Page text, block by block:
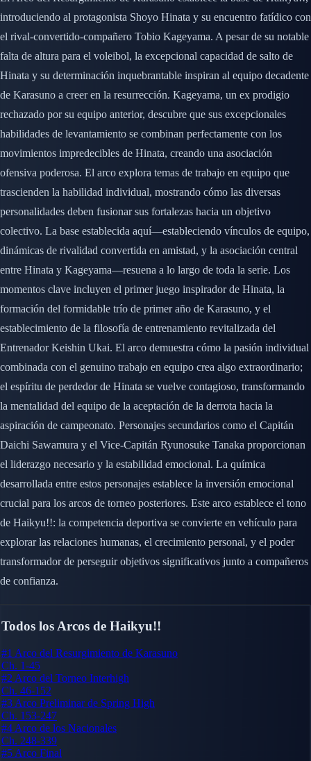
introduciendo al protagonista Shoyo Hinata y su encuentro fatídico con
el rival-convertido-compañero Tobio Kageyama. A pesar de su notable
falta de altura para el voleibol, la excepcional capacidad de salto de
Hinata y su determinación inquebrantable inspiran al equipo decadente
de Karasuno a creer en la resurrección. Kageyama, un ex prodigio
rechazado por su equipo anterior, descubre que sus excepcionales
habilidades de levantamiento se combinan perfectamente con los
movimientos impredecibles de Hinata, creando una asociación
ofensiva poderosa. El arco explora temas de trabajo en equipo que
trascienden la habilidad individual, mostrando cómo las diversas
personalidades deben fusionar sus fortalezas hacia un objetivo
colectivo. La base establecida aquí—estableciendo vínculos de equipo,
dinámicas de rivalidad convertida en amistad, y la asociación central
entre Hinata y Kageyama—resuena a lo largo de toda la serie. Los
momentos clave incluyen el primer juego inspirador de Hinata, la
formación del formidable trío de primer año de Karasuno, y el
establecimiento de la filosofía de entrenamiento revitalizada del
Entrenador Keishin Ukai. El arco demuestra cómo la pasión individual
combinada con el genuino trabajo en equipo crea algo extraordinario;
el espíritu de perdedor de Hinata se vuelve contagioso, transformando
la mentalidad del equipo de la aceptación de la derrota hacia la
aspiración de campeonato. Personajes secundarios como el Capitán
Daichi Sawamura y el Vice-Capitán Ryunosuke Tanaka proporcionan
el liderazgo necesario y la estabilidad emocional. La química
desarrollada entre estos personajes establece la inversión emocional
crucial para los arcos de torneo posteriores. Este arco establece el tono
de Haikyu!!: la competencia deportiva se convierte en vehículo para
explorar las relaciones humanas, el crecimiento personal, y el poder
transformador de perseguir objetivos significativos junto a compañeros
de confianza.
Todos los Arcos de Haikyu!!
#1 Arco del Resurgimiento de Karasuno
Ch. 1-45
#2 Arco del Torneo Interhigh
Ch. 46-152
#3 Arco Preliminar de Spring High
Ch. 153-247
#4 Arco de los Nacionales
Ch. 248-339
#5 Arco Final